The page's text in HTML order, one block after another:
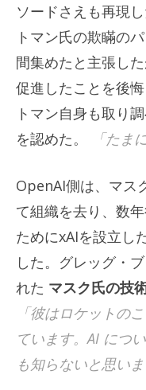
ソードさえも再現
トマン氏の欺瞞の
間集めたと主張し
促進したことを後
トマン自身も取り
を認めた。
「たま
OpenAI側は、マス
て組織を去り、数
ためにxAIを設立し
した。グレッグ・
れた マスク氏の技
「彼はロケットの
ています。AI につ
も知らないと思いま